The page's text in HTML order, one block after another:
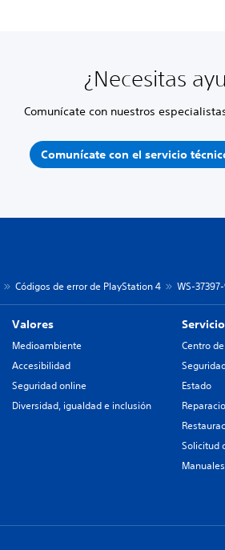
¿Necesitas
Comunícate con nuestros
Comunícate con el servicio
Códigos de error de PlayStation 4 WS-
Valores
Medioambiente
Accesibilidad
Seguridad online
Diversidad, igualdad e inclusión
Centro
Estado
Solicitud
Manuales